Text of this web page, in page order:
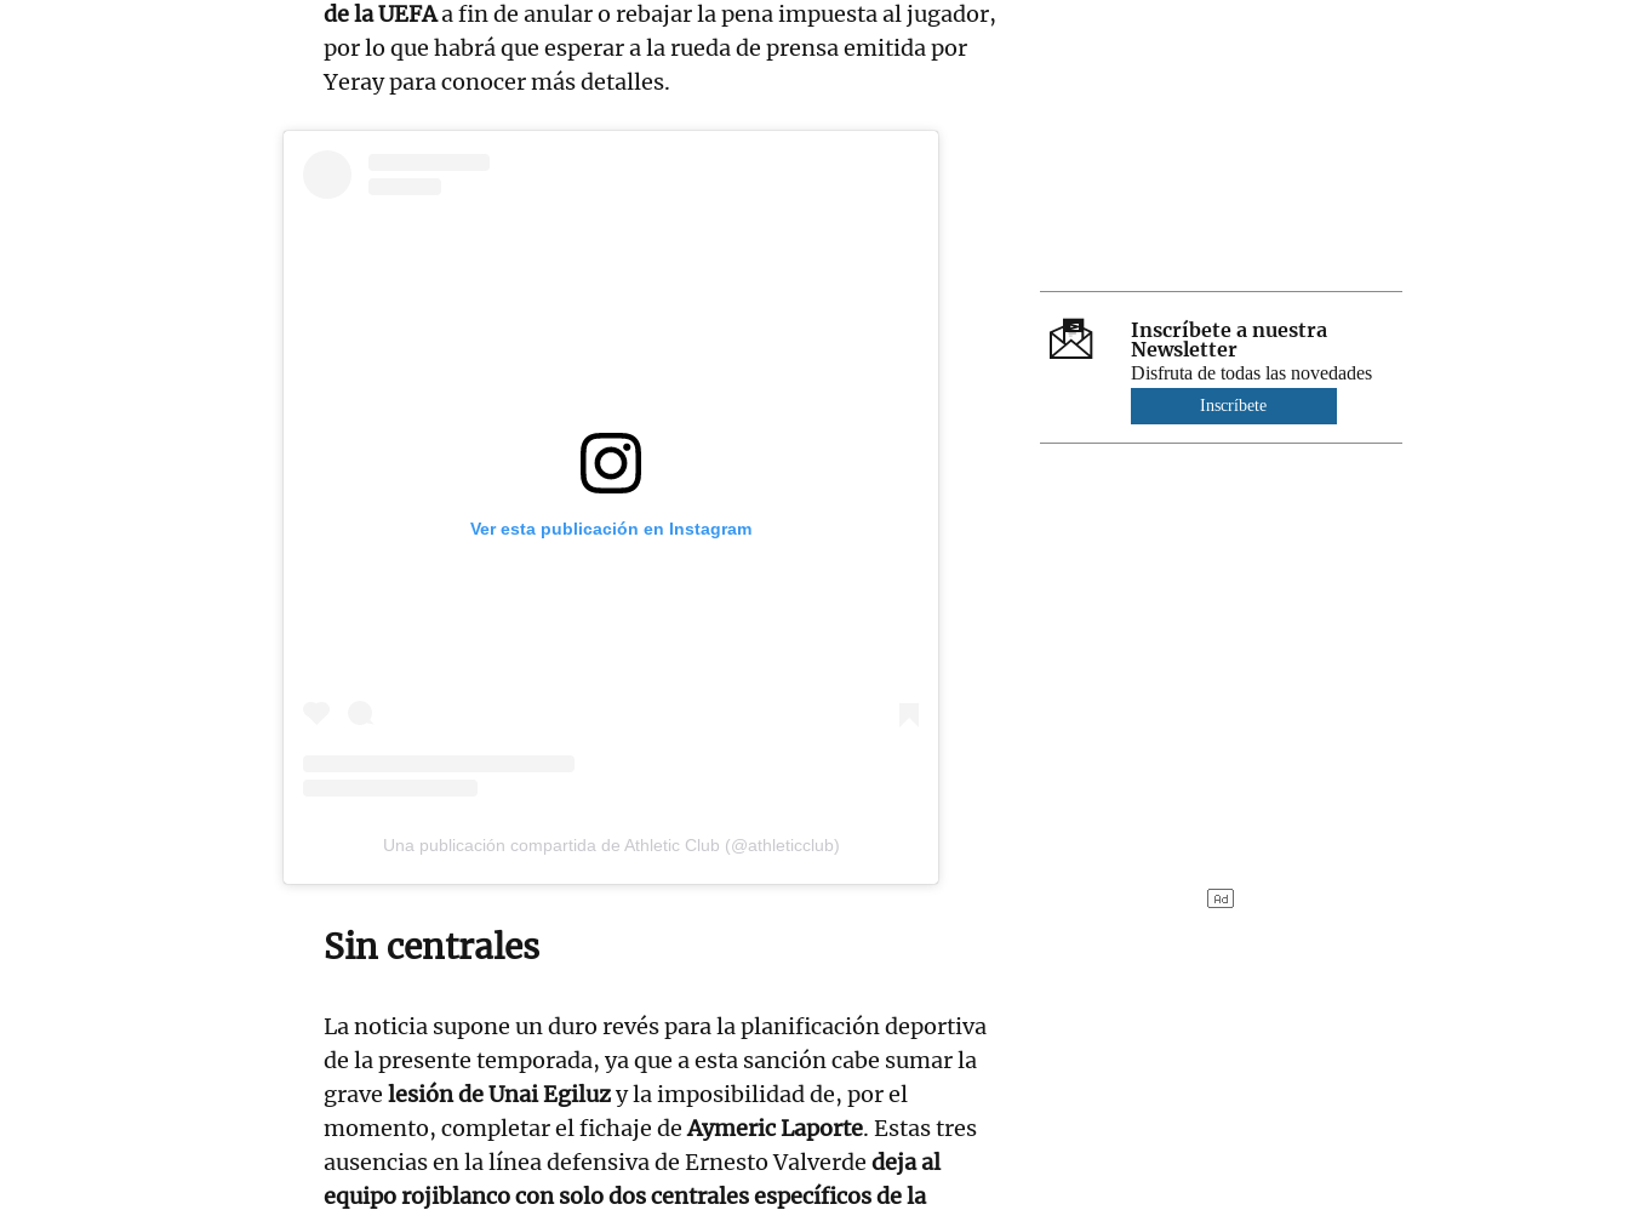
de la UEFAa fin de anular o rebajar la pena impuesta al jugador,
por lo que habrá que esperar a la rueda de prensa emitida por
Yeray para conocer más detalles.
Ver esta publicación en Instagram
Una publicación compartida de Athletic Club (@athleticclub)
Sin centrales
La noticia supone un duro revés para la planificación deportiva
de la presente temporada, ya que a esta sanción cabe sumar la
grave lesión de Unai Egiluzy la imposibilidad de, por el
momento, completar el fichaje deAymeric Laporte. Estas tres
ausencias en la línea defensiva de Ernesto Valverde deja al
equipo rojiblanco con solo dos centrales específicos de la
Inscríbete a nuestra
Newsletter
Disfruta de todas las novedades
Inscríbete